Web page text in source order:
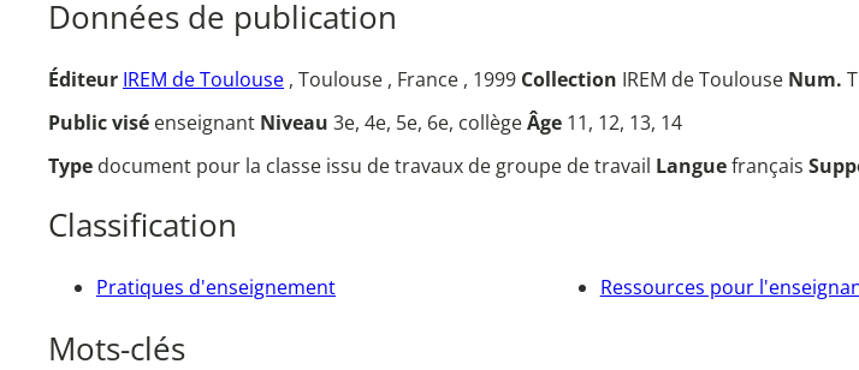
Données de publication
Éditeur IREM de Toulouse , Toulouse , France , 1999 Collection IREM de Toulouse Num.
Public visé enseignant Niveau 3e, 4e, 5e, 6e, collègeÂge 11, 12, 13, 14
Type document pour la classe issu de travaux de groupe de travail Languefrançais
Classification
Pratiques d'enseignement Ressources pour
Mots-clés